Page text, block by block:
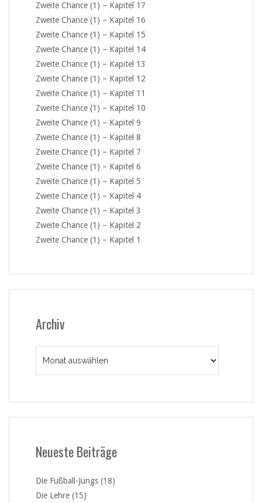
Zweite Chance (1) – Kapitel 17
Zweite Chance (1) – Kapitel 16
Zweite Chance (1) – Kapitel 15
Zweite Chance (1) – Kapitel 14
Zweite Chance (1) – Kapitel 13
Zweite Chance (1) – Kapitel 12
Zweite Chance (1) – Kapitel 11
Zweite Chance (1) – Kapitel 10
Zweite Chance (1) – Kapitel 9
Zweite Chance (1) – Kapitel 8
Zweite Chance (1) – Kapitel 7
Zweite Chance (1) – Kapitel 6
Zweite Chance (1) – Kapitel 5
Zweite Chance (1) – Kapitel 4
Zweite Chance (1) – Kapitel 3
Zweite Chance (1) – Kapitel 2
Zweite Chance (1) – Kapitel 1
Archiv
Neueste Beiträge
Die Fußball-Jungs (18)
Die Lehre (15)